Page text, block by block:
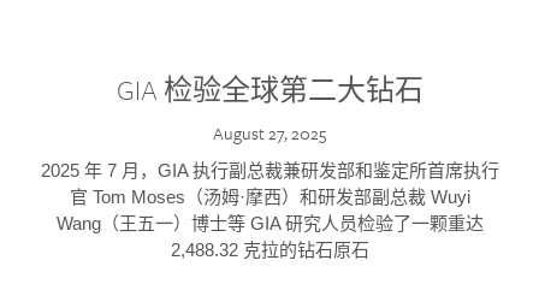
GIA 检验全球第二大钻石
August 27, 2025
2025 年 7 月，GIA 执行副总裁兼研发部和鉴定所首席执行
官 Tom Moses（汤姆·摩西）和研发部副总裁 Wuyi
Wang（王五一）博士等 GIA 研究人员检验了一颗重达
2,488.32 克拉的钻石原石